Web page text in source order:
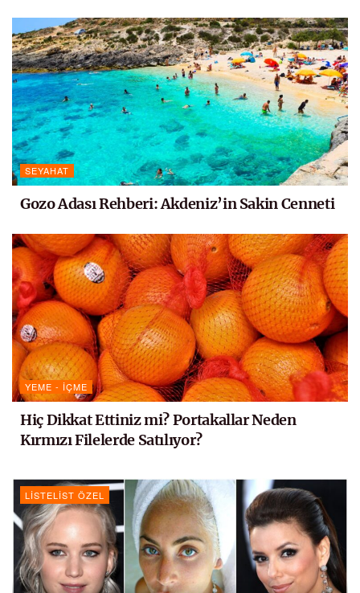
SEYAHAT
Gozo Adası Rehberi: Akdeniz’in Sakin Cenneti
YEME - İÇME
Hiç Dikkat Ettiniz mi? Portakallar Neden
Kırmızı Filelerde Satılıyor?
LISTELIST ÖZEL